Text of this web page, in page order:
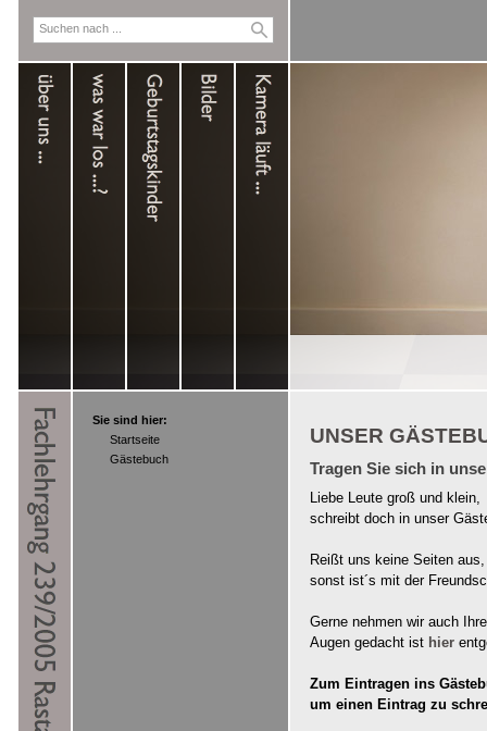
Sie sind hier:
Startseite
Gästebuch
UNSER
Tragen Sie sich in
Liebe Leute groß und klein,
schreibt doch in unser
Reißt uns keine Seiten aus,
sonst ist´s mit der
Gerne nehmen wir auch
Augen gedacht ist hier
Zum Eintragen ins
um einen Eintrag zu